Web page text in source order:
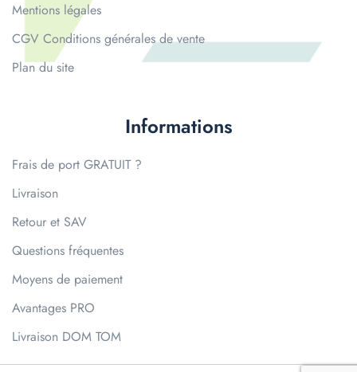
Mentions légales
CGV Conditions générales de vente
Plan du site
Informations
Frais de port GRATUIT ?
Livraison
Retour et SAV
Questions fréquentes
Moyens de paiement
Avantages PRO
Livraison DOM TOM